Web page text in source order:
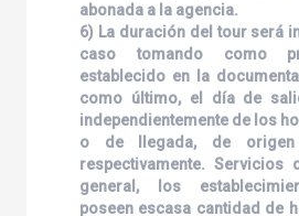
abonada a la agencia.
6) La duración del tour será
caso tomando como
establecido en la
como último, el día de
independientemente de los
o de llegada, de
respectivamente. Servicios
general, los
poseen escasa cantidad de